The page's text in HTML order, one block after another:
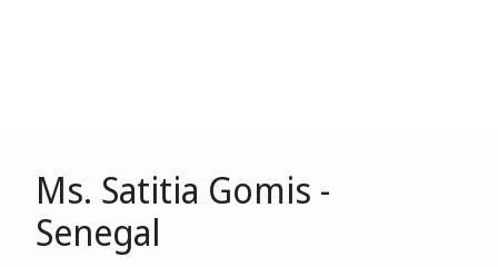
Ms. Satitia Gomis -
Senegal